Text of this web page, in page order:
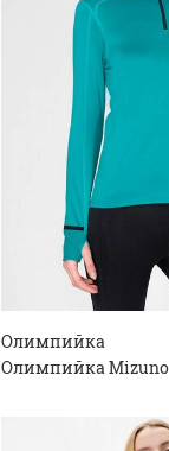
Олимпийка
Олимпийка Mizuno